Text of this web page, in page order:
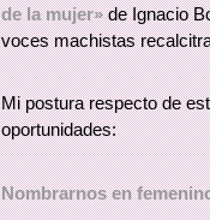
de la mujer»de Ignacio
voces machistas
Mi postura respecto de
oportunidades:
Nombrarnos en